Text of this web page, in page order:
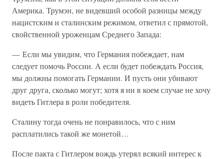
Америка. Трумэн, не видевший особой разницы между
нацистским и сталинским режимом, ответил с прямотой,
свойственной уроженцам Среднего Запада:
— Если мы увидим, что Германия побеждает, нам
следует помочь России. А если будет побеждать Россия,
мы должны помогать Германии. И пусть они убивают
друг друга, сколько могут; хотя я ни в коем случае не хочу
видеть Гитлера в роли победителя.
Сталину тогда очень не понравилось, что с ним
расплатились такой же монетой…
После пакта с Гитлером вождь утерял всякий интерес к